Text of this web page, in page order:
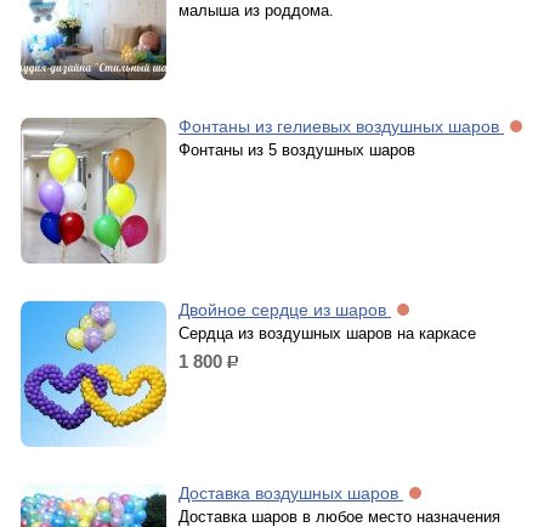
малыша из роддома.
Фонтаны из гелиевых воздушных шаров
Фонтаны из 5 воздушных шаров
Двойное сердце из шаров
Сердца из воздушных шаров на каркасе
1 800 р.
Доставка воздушных шаров
Доставка шаров в любое место назначения